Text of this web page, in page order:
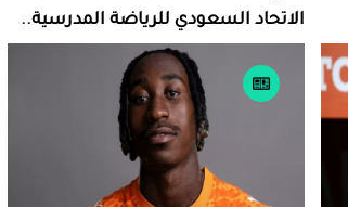
الاتحاد السعودي للرياضة المدرسية..